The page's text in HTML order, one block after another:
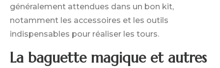
généralement attendues dans un bon kit,
notamment les accessoires et les outils
indispensables pour réaliser les tours.
La baguette magique et autres